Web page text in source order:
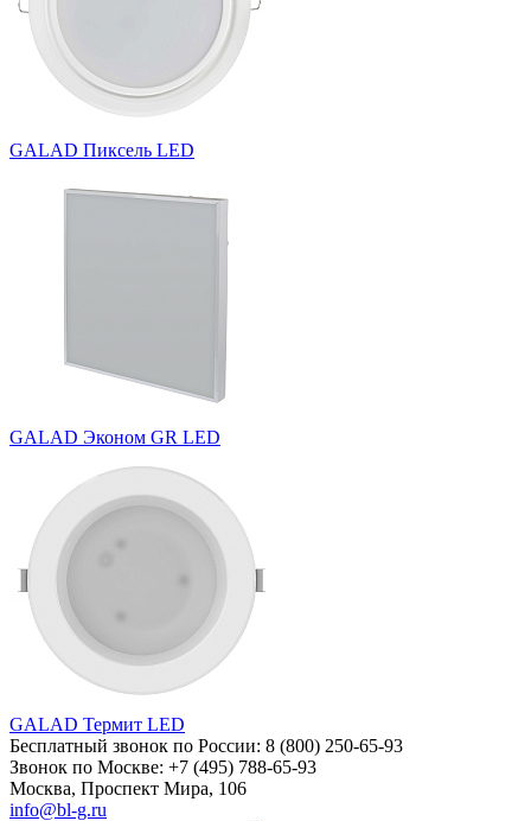
GALAD Пиксель LED
GALAD Эконом GR LED
GALAD Термит LED
Бесплатный звонок по России: 8 (800) 250-65-93
Звонок по Москве: +7 (495) 788-65-93
Москва, Проспект Мира, 106
info@bl-g.ru